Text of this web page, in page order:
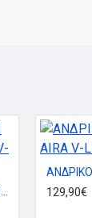
129,90€